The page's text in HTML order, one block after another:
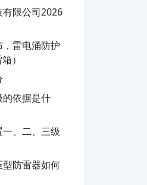
限公司2026
雷电涌防护
）
依据是什
、二、三级
防雷器如何